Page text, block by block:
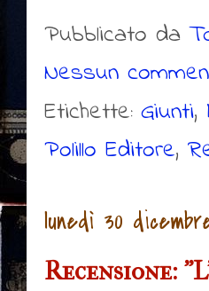
Pubblicato da
Nessun
Etichette: Giunti,
Polillo Editore,
lunedì 30
Recensione: